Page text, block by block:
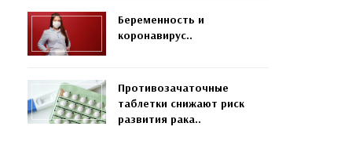
Беременность и
коронавирус..
Противозачаточные
таблетки снижают риск
развития рака..